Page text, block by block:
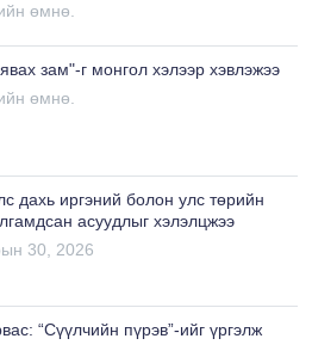
өмнө.
зам"-г монгол хэлээр хэвлэжээ
өмнө.
дахь иргэний болон улс төрийн
асуудлыг хэлэлцжээ
30, 2026
“Сүүлчийн пүрэв”-ийг үргэлж